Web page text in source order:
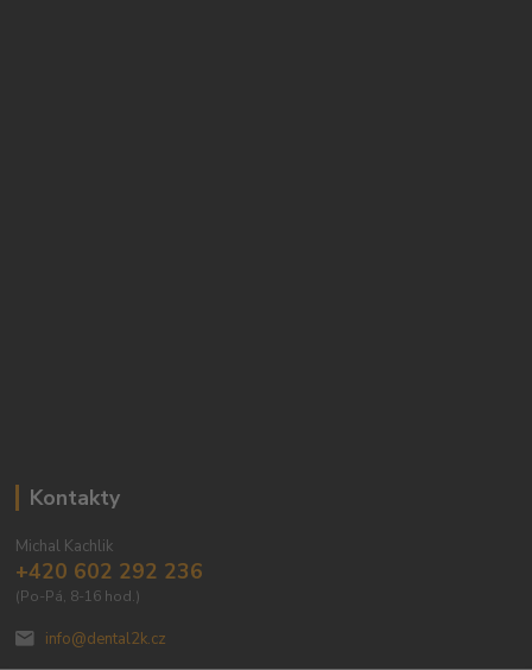
Kontakty
Michal Kachlik
+420 602 292 236
(Po-Pá, 8-16 hod.)
info@dental2k.cz